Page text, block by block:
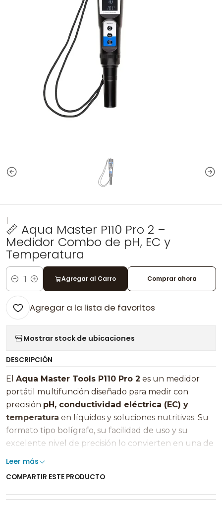
|
📏 Aqua Master P110 Pro 2 –
Medidor Combo de pH, EC y
Temperatura
Cantidad
Agregar al Carro Comprar ahora
Agregar a la lista de favoritos
Mostrar stock de ubicaciones
DESCRIPCIÓN
El Aqua Master Tools P110 Pro 2 es un medidor
portátil multifunción diseñado para medir con
precisión pH, conductividad eléctrica (EC) y
temperatura en líquidos y soluciones nutritivas. Su
formato tipo bolígrafo, su facilidad de uso y su
excelente nivel de precisión lo convierten en una de
las herramientas más prácticas para quienes desean
agua de riego. 🌱💧
Leer más
COMPARTIR ESTE PRODUCTO